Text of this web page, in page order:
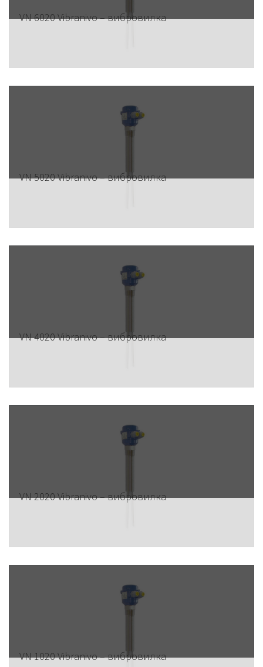
VN 6020 Vibranivo – вибровилка
VN 5020 Vibranivo – вибровилка
VN 4020 Vibranivo – вибровилка
VN 2020 Vibranivo – вибровилка
VN 1020 Vibranivo – вибровилка